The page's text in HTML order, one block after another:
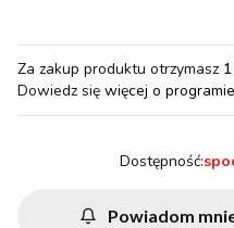
Za zakup produktu otrzymasz
Dowiedz się więcej o
Dostępność:
Powiadom